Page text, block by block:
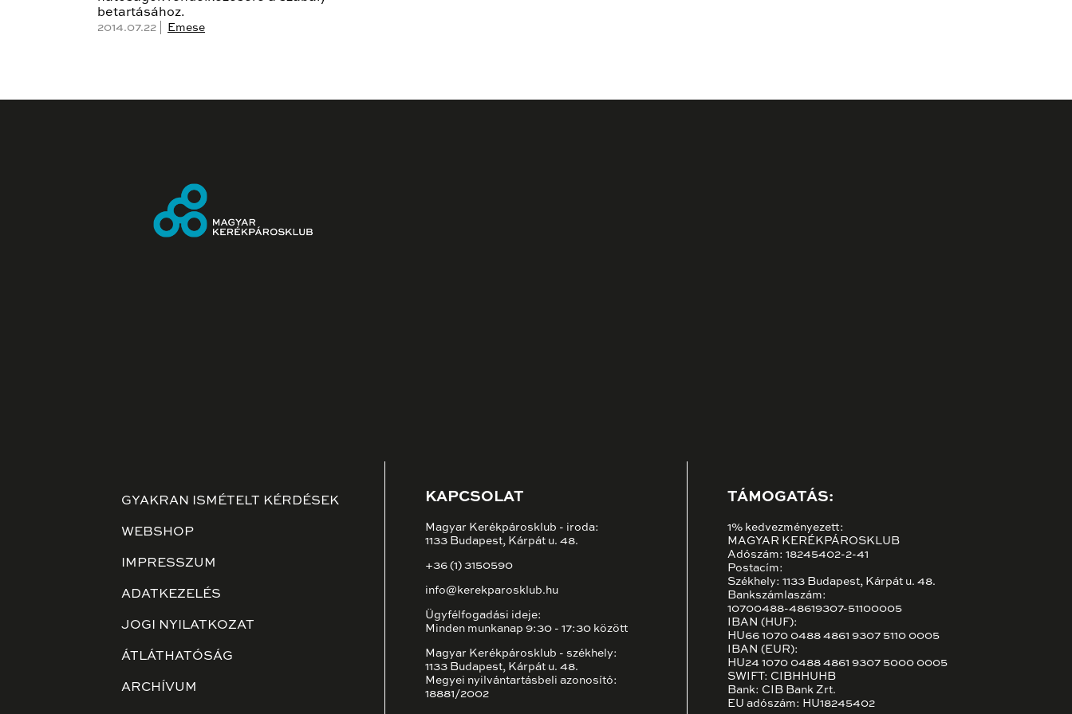
betartásához.
2014.07.22 | Emese
GYAKRAN ISMÉTELT KÉRDÉSEK
WEBSHOP
IMPRESSZUM
ADATKEZELÉS
JOGI NYILATKOZAT
ÁTLÁTHATÓSÁG
ARCHÍVUM
KAPCSOLAT
Magyar Kerékpárosklub - iroda:
1133 Budapest, Kárpát u. 48.
+36 (1) 3150590
info@kerekparosklub.hu
Ügyfélfogadási ideje:
Minden munkanap 9:30 - 17:30 között
Magyar Kerékpárosklub - székhely:
1133 Budapest, Kárpát u. 48.
Megyei nyilvántartásbeli azonosító:
18881/2002
TÁMOGATÁS:
1% kedvezményezett:
MAGYAR KERÉKPÁROSKLUB
Adószám: 18245402-2-41
Postacím:
Székhely: 1133 Budapest, Kárpát u. 48.
Bankszámlaszám:
10700488-48619307-51100005
IBAN (HUF):
HU66 1070 0488 4861 9307 5110 0005
IBAN (EUR):
HU24 1070 0488 4861 9307 5000 0005
SWIFT: CIBHHUHB
Bank: CIB Bank Zrt.
EU adószám: HU18245402